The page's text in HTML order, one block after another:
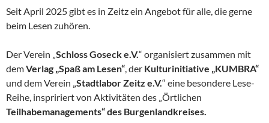
Seit April 2025 gibt es in Zeitz ein Angebot für alle, die gerne
beim Lesen zuhören.
Der Verein „Schloss Goseck e.V.“ organisiert zusammen mit
demVerlag „Spaß am Lesen“, der Kulturinitiative „KUMBRA“
und dem Verein „Stadtlabor Zeitz e.V.“ eine besondere Lese-
Reihe, inspririert von Aktivitäten des „Örtlichen
Teilhabemanagements“ des Burgenlandkreises.